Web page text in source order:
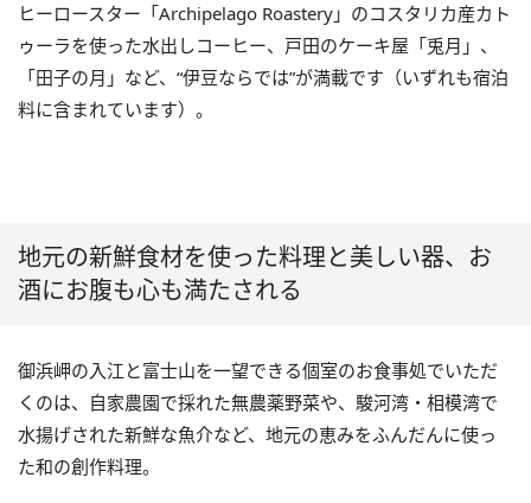
ヒーロースター「Archipelago Roastery」のコスタリカ産カト
ゥーラを使った水出しコーヒー、戸田のケーキ屋「兎月」、
「田子の月」など、“伊豆ならでは”が満載です（いずれも宿泊
料に含まれています）。
地元の新鮮食材を使った料理と美しい器、お
酒にお腹も心も満たされる
御浜岬の入江と富士山を一望できる個室のお食事処でいただ
くのは、自家農園で採れた無農薬野菜や、駿河湾・相模湾で
水揚げされた新鮮な魚介など、地元の恵みをふんだんに使っ
た和の創作料理。